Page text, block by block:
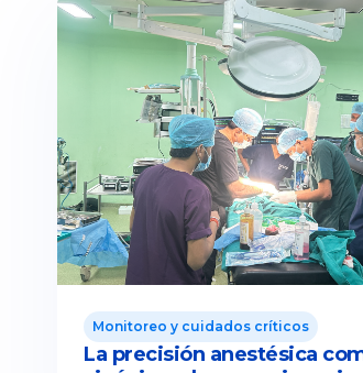
Monitoreo y cuidados críticos
La precisión anestésica